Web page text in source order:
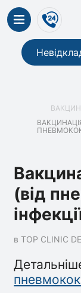
(від
в TOP CLINIC